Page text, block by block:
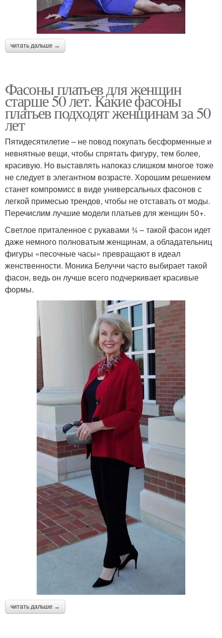
читать дальше →
Фасоны платьев для женщин
старше 50 лет. Какие фасоны
платьев подходят женщинам за 50
лет
Пятидесятилетие – не повод покупать бесформенные и
невнятные вещи, чтобы спрятать фигуру, тем более,
красивую. Но выставлять напоказ слишком многое тоже
не следует в элегантном возрасте. Хорошим решением
станет компромисс в виде универсальных фасонов с
легкой примесью трендов, чтобы не отставать от моды.
Перечислим лучшие модели платьев для женщин 50+.
Светлое приталенное с рукавами ¾ – такой фасон идет
даже немного полноватым женщинам, а обладательниц
фигуры «песочные часы» превращают в идеал
женственности. Моника Белуччи часто выбирает такой
фасон, ведь он лучше всего подчеркивает красивые
формы.
читать дальше →